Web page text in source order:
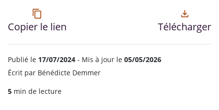
content_copy
Copier le lien
file_download
Télécharger
Publié le 17/07/2024 - Mis à jour le 05/05/2026
Écrit par Bénédicte Demmer
5 min de lecture